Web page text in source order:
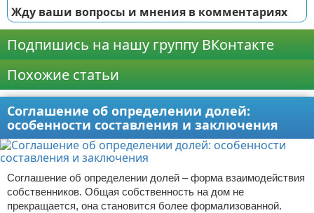
Жду ваши вопросы и мнения в комментариях
Подпишись на нашу группу ВКонтакте
Похожие статьи
Соглашение об определении долей:
особенности составления и заключения
Соглашение об определении долей – форма взаимодействия
собственников. Общая собственность на дом не
прекращается, она становится более формализованной.